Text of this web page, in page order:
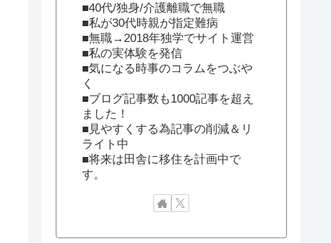
■40代/独身/介護離職で無職
■私が30代時親が指定難病
■無職→2018年独学でサイト運営
■私の実体験を発信
■気になる時事のコラムをつぶや
く
■ブログ記事数も1000記事を超え
ました！
■見やすくする為記事の削減＆リ
ライト中
■将来は田舎に移住を計画中で
す。